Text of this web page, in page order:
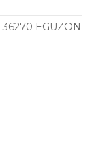
EGUZON